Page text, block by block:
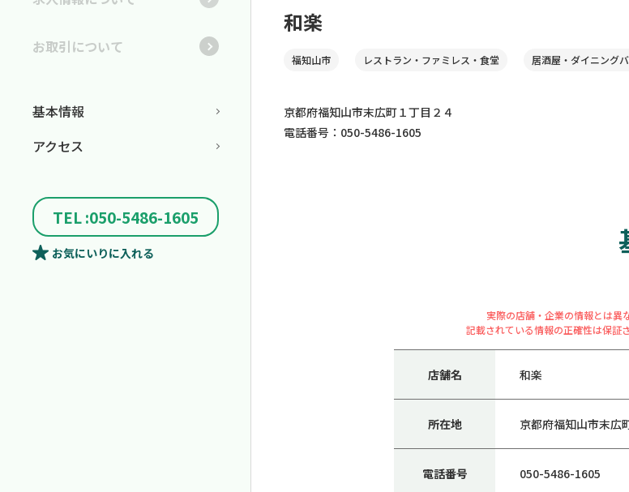
和楽
福知山市 レストラン・ファミレス・食堂 居酒屋・ダイニング
京都府福知山市末広町１丁目２４
電話番号：050-5486-1605
実際の店舗・企業の情報とは異
記載されている情報の正確性は保証
店舗名 和楽
所在地 京都府福知山市末広
電話番号 050-5486-1605
お取引について
基本情報
アクセス
TEL :050-5486-1605
お気にいりに入れる